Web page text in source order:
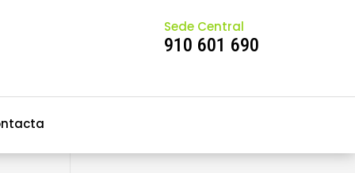
Sede Central
910 601 690